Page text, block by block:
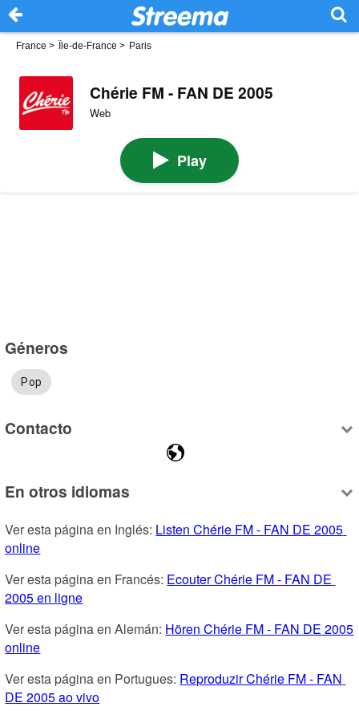
France > Île-de-France > Paris
Chérie FM - FAN DE 2005
Web
Play
Géneros
Pop
Contacto
En otros idiomas
Ver esta página en Inglés: Listen Chérie FM - FAN DE 2005
online
Ver esta página en Francés: Ecouter Chérie FM - FAN DE
2005 en ligne
Ver esta página en Alemán: Hören Chérie FM - FAN DE 2005
online
Ver esta página en Portugues: Reproduzir Chérie FM - FAN
DE 2005 ao vivo